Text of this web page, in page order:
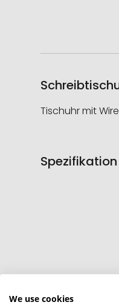
Tischuhr mit
Spezifikation
We use cookies